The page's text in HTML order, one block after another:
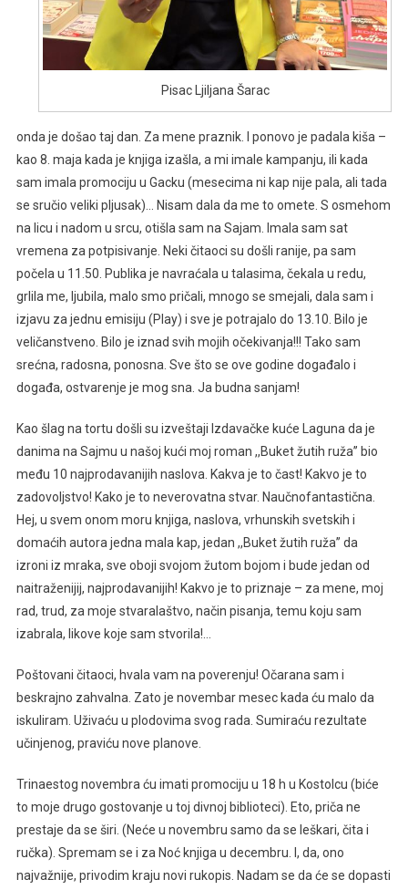
Pisac Ljiljana Šarac
onda je došao taj dan. Za mene praznik. I ponovo je padala kiša –
kao 8. maja kada je knjiga izašla, a mi imale kampanju, ili kada
sam imala promociju u Gacku (mesecima ni kap nije pala, ali tada
se sručio veliki pljusak)… Nisam dala da me to omete. S osmehom
na licu i nadom u srcu, otišla sam na Sajam. Imala sam sat
vremena za potpisivanje. Neki čitaoci su došli ranije, pa sam
počela u 11.50. Publika je navraćala u talasima, čekala u redu,
grlila me, ljubila, malo smo pričali, mnogo se smejali, dala sam i
izjavu za jednu emisiju (Play) i sve je potrajalo do 13.10. Bilo je
veličanstveno. Bilo je iznad svih mojih očekivanja!!! Tako sam
srećna, radosna, ponosna. Sve što se ove godine događalo i
događa, ostvarenje je mog sna. Ja budna sanjam!
Kao šlag na tortu došli su izveštaji Izdavačke kuće Laguna da je
danima na Sajmu u našoj kući moj roman ,,Buket žutih ruža’’ bio
među 10 najprodavanijih naslova. Kakva je to čast! Kakvo je to
zadovoljstvo! Kako je to neverovatna stvar. Naučnofantastična.
Hej, u svem onom moru knjiga, naslova, vrhunskih svetskih i
domaćih autora jedna mala kap, jedan ,,Buket žutih ruža’’ da
izroni iz mraka, sve oboji svojom žutom bojom i bude jedan od
naitraženijij, najprodavanijih! Kakvo je to priznaje – za mene, moj
rad, trud, za moje stvaralaštvo, način pisanja, temu koju sam
izabrala, likove koje sam stvorila!…
Poštovani čitaoci, hvala vam na poverenju! Očarana sam i
beskrajno zahvalna. Zato je novembar mesec kada ću malo da
iskuliram. Uživaću u plodovima svog rada. Sumiraću rezultate
učinjenog, praviću nove planove.
Trinaestog novembra ću imati promociju u 18 h u Kostolcu (biće
to moje drugo gostovanje u toj divnoj biblioteci). Eto, priča ne
prestaje da se širi. (Neće u novembru samo da se leškari, čita i
ručka). Spremam se i za Noć knjiga u decembru. I, da, ono
najvažnije, privodim kraju novi rukopis. Nadam se da će se dopasti